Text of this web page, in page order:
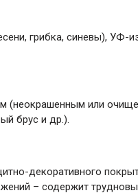
грибка, синевы), УФ-
(неокрашенным или
брус и др.).
декоративного
– содержит